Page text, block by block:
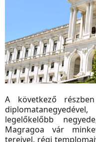
A következő
legelőkelőbb
Magragoa vár
tereivel, régi